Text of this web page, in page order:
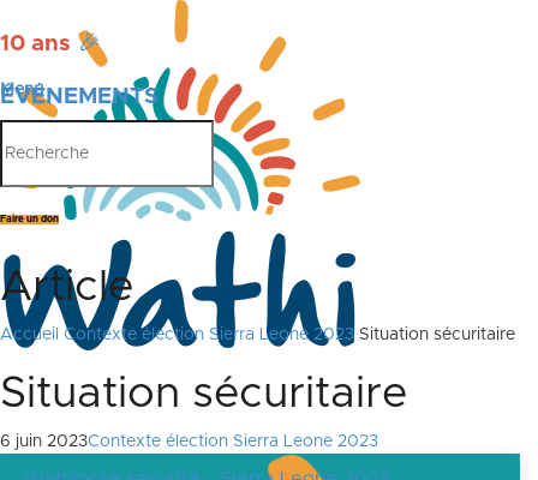
10 ans 🎉
ÉVÉNEMENTS
PUBLICATIONS
Menu
Faire un don
Article
Accueil Contexte élection Sierra Leone 2023 Situation sécuritaire
Situation sécuritaire
6 juin 2023Contexte élection Sierra Leone 2023